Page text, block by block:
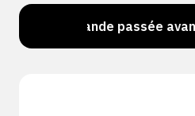
passée avant 15 h